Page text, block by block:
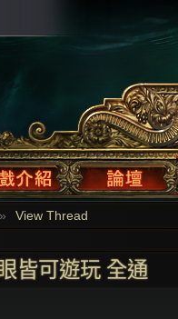
» View Thread
皆可遊玩 全通